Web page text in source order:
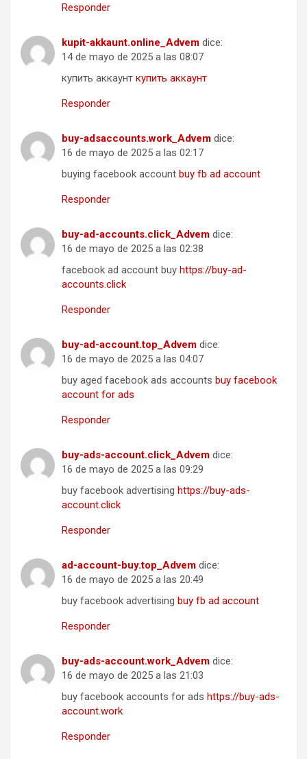
Responder
kupit-akkaunt.online_Advem dice:
14 de mayo de 2025 a las 08:07
купить аккаунт купить аккаунт
Responder
buy-adsaccounts.work_Advem dice:
16 de mayo de 2025 a las 02:17
buying facebook account buy fb ad account
Responder
buy-ad-accounts.click_Advem dice:
16 de mayo de 2025 a las 02:38
facebook ad account buy https://buy-ad-
accounts.click
Responder
buy-ad-account.top_Advem dice:
16 de mayo de 2025 a las 04:07
buy aged facebook ads accounts buy facebook
account for ads
Responder
buy-ads-account.click_Advem dice:
16 de mayo de 2025 a las 09:29
buy facebook advertising https://buy-ads-
account.click
Responder
ad-account-buy.top_Advem dice:
16 de mayo de 2025 a las 20:49
buy facebook advertising buy fb ad account
Responder
buy-ads-account.work_Advem dice:
16 de mayo de 2025 a las 21:03
buy facebook accounts for ads https://buy-ads-
account.work
Responder